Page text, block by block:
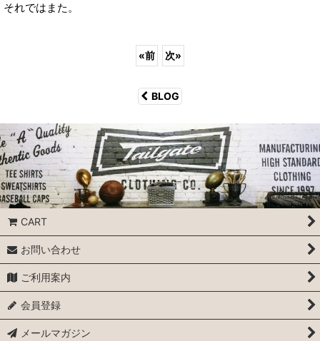
それではまた。
«前 次»
BLOG
CART
お問い合わせ
ご利用案内
会員登録
メールマガジン